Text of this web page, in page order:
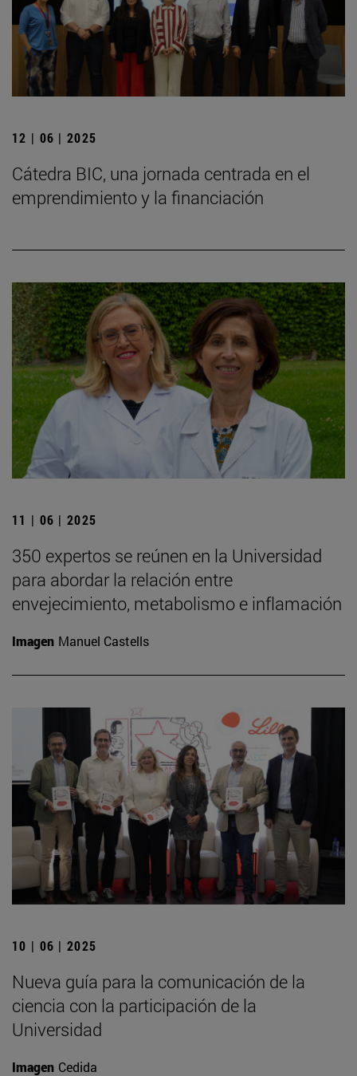
12 | 06 | 2025
Cátedra BIC, una jornada centrada en el
emprendimiento y la financiación
11 | 06 | 2025
350 expertos se reúnen en la Universidad
para abordar la relación entre
envejecimiento, metabolismo e inflamación
Imagen Manuel Castells
10 | 06 | 2025
Nueva guía para la comunicación de la
ciencia con la participación de la
Universidad
Imagen Cedida